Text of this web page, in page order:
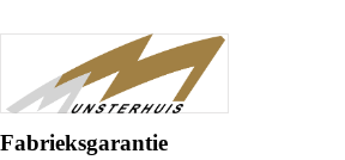
Fabrieksgarantie